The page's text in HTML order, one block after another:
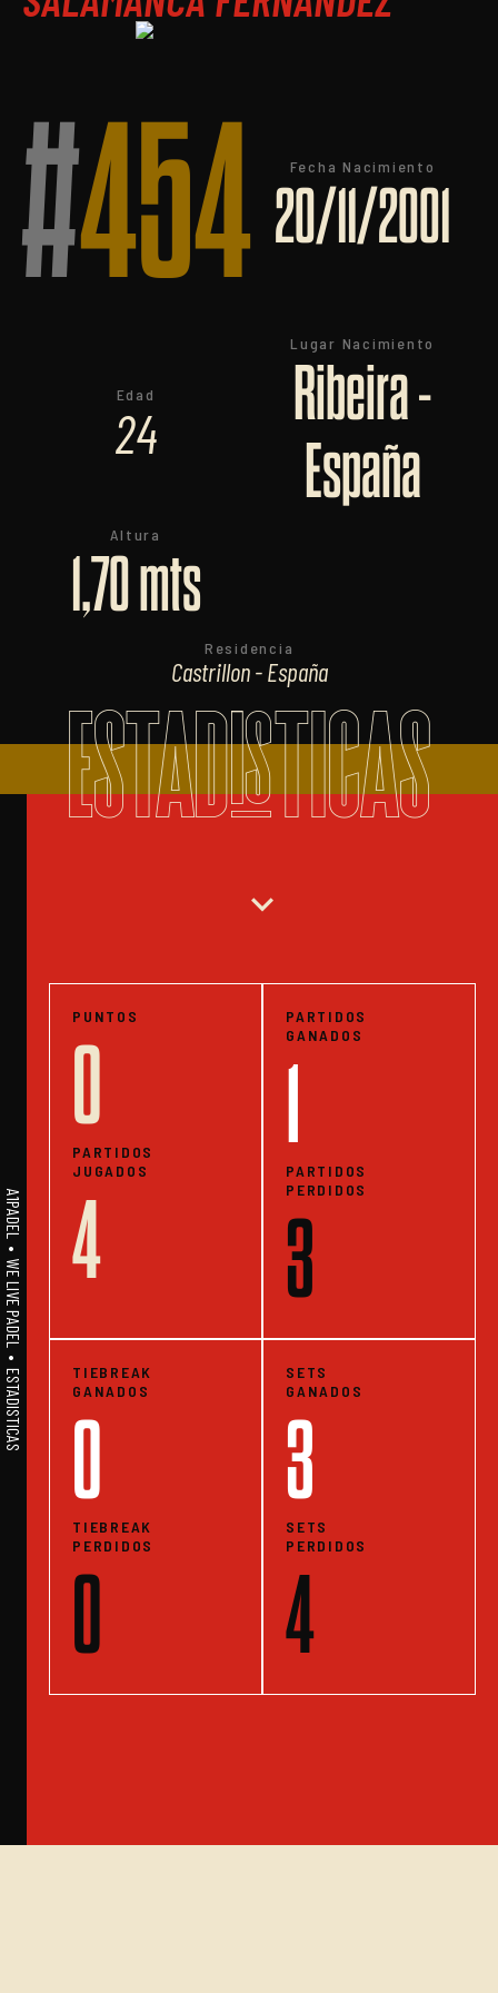
#454 Fecha Nacimiento
20/11/2001
Edad
24
Lugar Nacimiento
Ribeira -
España
Altura
1,70 mts
Residencia
Castrillon - España
ESTADISTICAS
A1PADEL • WE LIVE PADEL • ESTADISTICAS
expand_more
PUNTOS
0
PARTIDOS
JUGADOS
4
PARTIDOS
GANADOS
1
PARTIDOS
PERDIDOS
3
TIEBREAK
GANADOS
0
TIEBREAK
PERDIDOS
0
SETS
GANADOS
3
SETS
PERDIDOS
4